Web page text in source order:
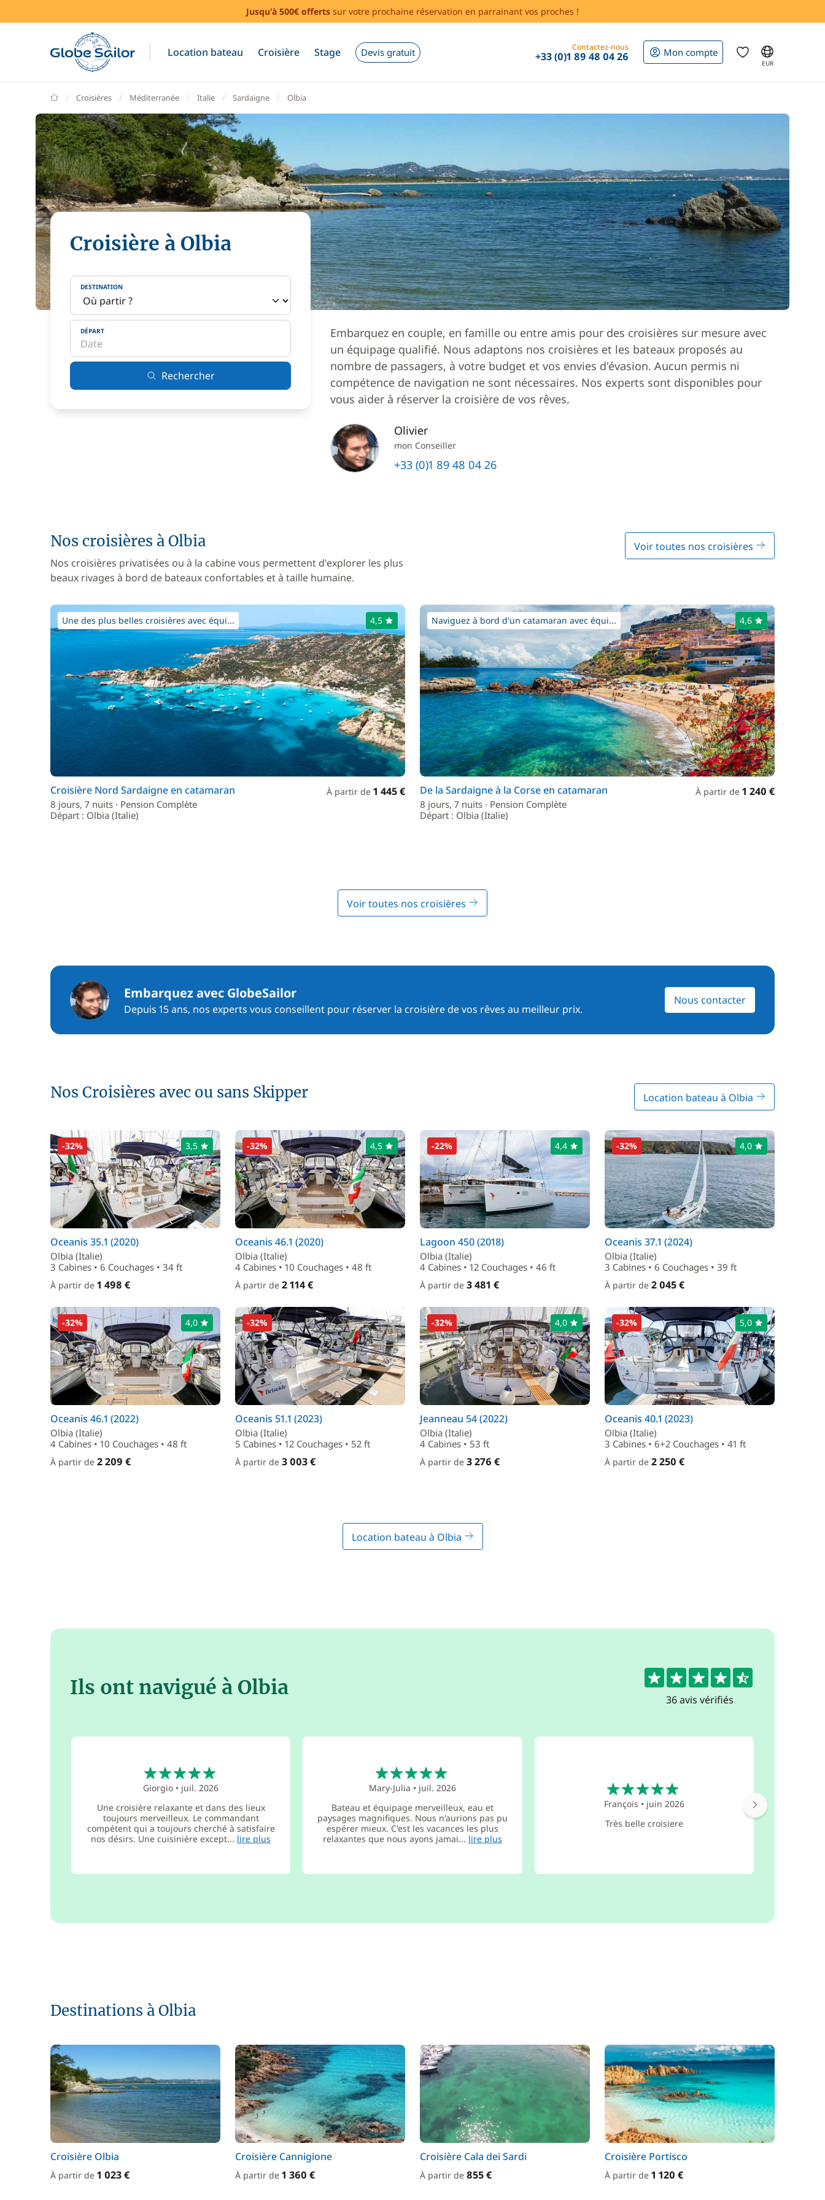
Jusqu'à 500€ offerts sur votre prochaine réservation en parrainant vos proches !
Location bateau Croisière Stage Devis gratuit Contactez-nous
+33 (0)1 89 48 04 26 Mon compte
EUR
GlobeSailor
Croisières Méditerranée Italie Sardaigne Olbia
Croisière à Olbia
DESTINATION
DÉPART
Rechercher
Embarquez en couple, en famille ou entre amis pour des croisières sur mesure avec
un équipage qualifié. Nous adaptons nos croisières et les bateaux proposés au
nombre de passagers, à votre budget et vos envies d'évasion. Aucun permis ni
compétence de navigation ne sont nécessaires. Nos experts sont disponibles pour
vous aider à réserver la croisière de vos rêves.
Olivier
mon Conseiller
+33 (0)1 89 48 04 26
Nos croisières à Olbia
Nos croisières privatisées ou à la cabine vous permettent d'explorer les plus
beaux rivages à bord de bateaux confortables et à taille humaine.
Voir toutes nos croisières
Une des plus belles croisières avec équi... 4,5
Croisière Nord Sardaigne en catamaran
8 jours, 7 nuits · Pension Complète
Départ : Olbia (Italie)
À partir de 1 445 €
Naviguez à bord d'un catamaran avec équi... 4,6
De la Sardaigne à la Corse en catamaran
8 jours, 7 nuits · Pension Complète
Départ : Olbia (Italie)
À partir de 1 240 €
Voir toutes nos croisières
Embarquez avec GlobeSailor
Depuis 15 ans, nos experts vous conseillent pour réserver la croisière de vos rêves au meilleur prix.
Nous contacter
Nos Croisières avec ou sans Skipper Location bateau à Olbia
-32% 3,5
Oceanis 35.1 (2020)
Olbia (Italie)
3 Cabines • 6 Couchages • 34 ft
À partir de 1 498 €
-32% 4,5
Oceanis 46.1 (2020)
Olbia (Italie)
4 Cabines • 10 Couchages • 48 ft
À partir de 2 114 €
-22% 4,4
Lagoon 450 (2018)
Olbia (Italie)
4 Cabines • 12 Couchages • 46 ft
À partir de 3 481 €
-32% 4,0
Oceanis 37.1 (2024)
Olbia (Italie)
3 Cabines • 6 Couchages • 39 ft
À partir de 2 045 €
-32% 4,0
Oceanis 46.1 (2022)
Olbia (Italie)
4 Cabines • 10 Couchages • 48 ft
À partir de 2 209 €
-32%
Oceanis 51.1 (2023)
Olbia (Italie)
5 Cabines • 12 Couchages • 52 ft
À partir de 3 003 €
-32% 4,0
Jeanneau 54 (2022)
Olbia (Italie)
4 Cabines • 53 ft
À partir de 3 276 €
-32% 5,0
Oceanis 40.1 (2023)
Olbia (Italie)
3 Cabines • 6+2 Couchages • 41 ft
À partir de 2 250 €
Location bateau à Olbia
4.6
36 avis vérifiés
Ils ont navigué à Olbia
Giorgio • juil. 2026
Une croisière relaxante et dans des lieux
toujours merveilleux. Le commandant
compétent qui a toujours cherché à satisfaire
nos désirs. Une cuisinière except... lire plus
Mary-Julia • juil. 2026
Bateau et équipage merveilleux, eau et
paysages magnifiques. Nous n'aurions pas pu
espérer mieux. C'est les vacances les plus
relaxantes que nous ayons jamai... lire plus
François • juin 2026
Très belle croisiere
Destinations à Olbia
Croisière Olbia
À partir de 1 023 €
Croisière Cannigione
À partir de 1 360 €
Croisière Cala dei Sardi
À partir de 855 €
Croisière Portisco
À partir de 1 120 €